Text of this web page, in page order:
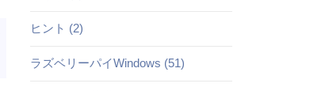
ヒント (2)
ラズベリーパイWindows (51)